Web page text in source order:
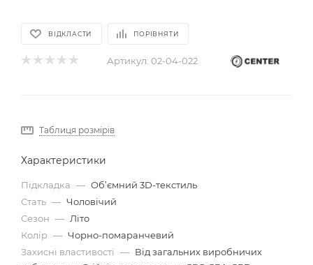
ВІДКЛАСТИ ПОРІВНЯТИ
Артикул: 02-04-022
Таблиця розмірів
Характеристики
Підкладка — Об’ємний 3D-текстиль
Стать — Чоловічий
Сезон — Літо
Колір — Чорно-помаранчевий
Захисні властивості — Від загальних виробничих